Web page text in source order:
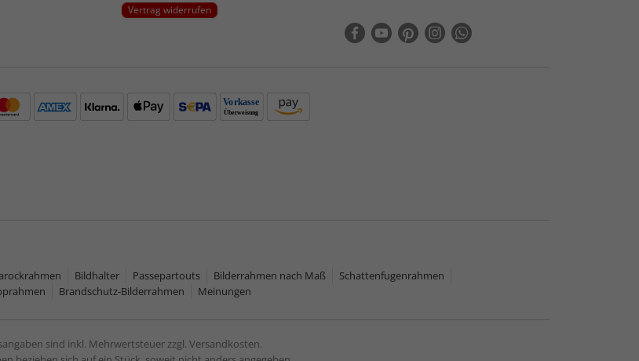
Vertrag widerrufen
Bildhalter Passepartouts Bilderrahmen nach Maß
Schattenfugenrahmen
Brandschutz-Bilderrahmen Meinungen
sind inkl. Mehrwertsteuer zzgl. Versandkosten.